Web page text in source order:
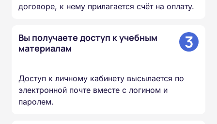
договоре, к нему прилагается счёт на оплату.
Вы получаете доступ к учебным
материалам
3
Доступ к личному кабинету высылается по
электронной почте вместе с логином и
паролем.